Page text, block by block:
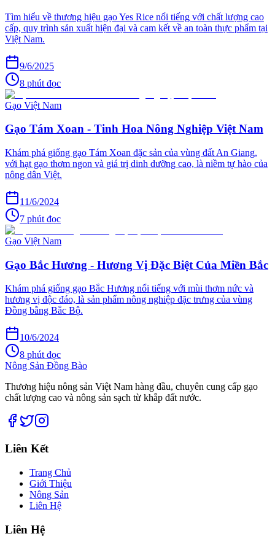
Tìm hiểu về thương hiệu gạo Yes Rice nổi tiếng với chất lượng cao
cấp, quy trình sản xuất hiện đại và cam kết về an toàn thực phẩm tại
Việt Nam.
9/6/2025
8 phút đọc
Gạo Việt Nam
Gạo Tám Xoan - Tinh Hoa Nông Nghiệp Việt Nam
Khám phá giống gạo Tám Xoan đặc sản của vùng đất An Giang,
với hạt gạo thơm ngon và giá trị dinh dưỡng cao, là niềm tự hào của
nông dân Việt.
11/6/2024
7 phút đọc
Gạo Việt Nam
Gạo Bắc Hương - Hương Vị Đặc Biệt Của Miền Bắc
Khám phá giống gạo Bắc Hương nổi tiếng với mùi thơm nức và
hương vị độc đáo, là sản phẩm nông nghiệp đặc trưng của vùng
Đồng bằng Bắc Bộ.
10/6/2024
8 phút đọc
Nông Sản Đồng Bào
Thương hiệu nông sản Việt Nam hàng đầu, chuyên cung cấp gạo
chất lượng cao và nông sản sạch từ khắp đất nước.
Liên Kết
Trang Chủ
Giới Thiệu
Nông Sản
Liên Hệ
Liên Hệ